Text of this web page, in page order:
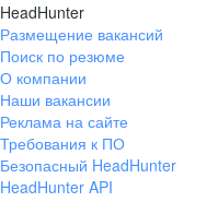
Екатеринбург
ул. Боевых Дружин, стр. 20,
+7 343 226-79-99
pr@ural.hh.ru
HeadHunter
Размещение вакансий
Поиск по резюме
О компании
Наши вакансии
Реклама на сайте
Требования к ПО
Безопасный HeadHunter
HeadHunter API